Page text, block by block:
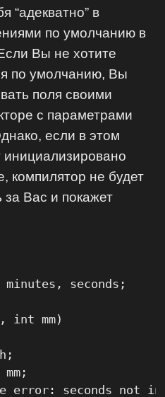
“адекватно” в
по умолчанию в
Вы не хотите
по умолчанию, Вы
поля своими
с параметрами
если в этом
инициализировано
компилятор не будет
за Вас и покажет
minutes, seconds;
int mm)
mm;
error: seconds not